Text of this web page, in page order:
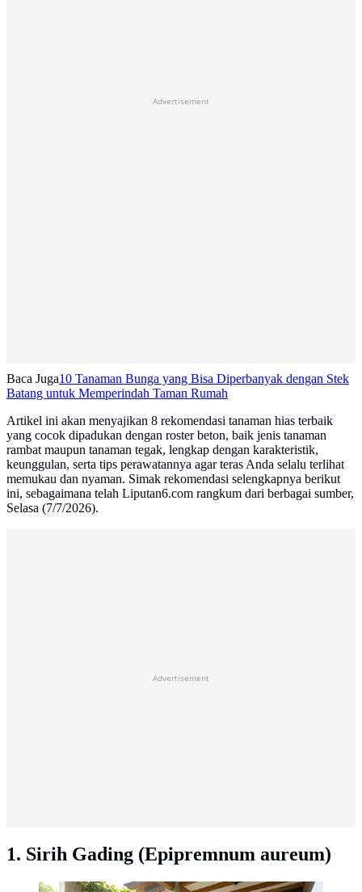
Advertisement
Baca Juga10 Tanaman Bunga yang Bisa Diperbanyak dengan Stek
Batang untuk Memperindah Taman Rumah
Artikel ini akan menyajikan 8 rekomendasi tanaman hias terbaik
yang cocok dipadukan dengan roster beton, baik jenis tanaman
rambat maupun tanaman tegak, lengkap dengan karakteristik,
keunggulan, serta tips perawatannya agar teras Anda selalu terlihat
memukau dan nyaman. Simak rekomendasi selengkapnya berikut
ini, sebagaimana telah Liputan6.com rangkum dari berbagai sumber,
Selasa (7/7/2026).
Advertisement
1. Sirih Gading (Epipremnum aureum)